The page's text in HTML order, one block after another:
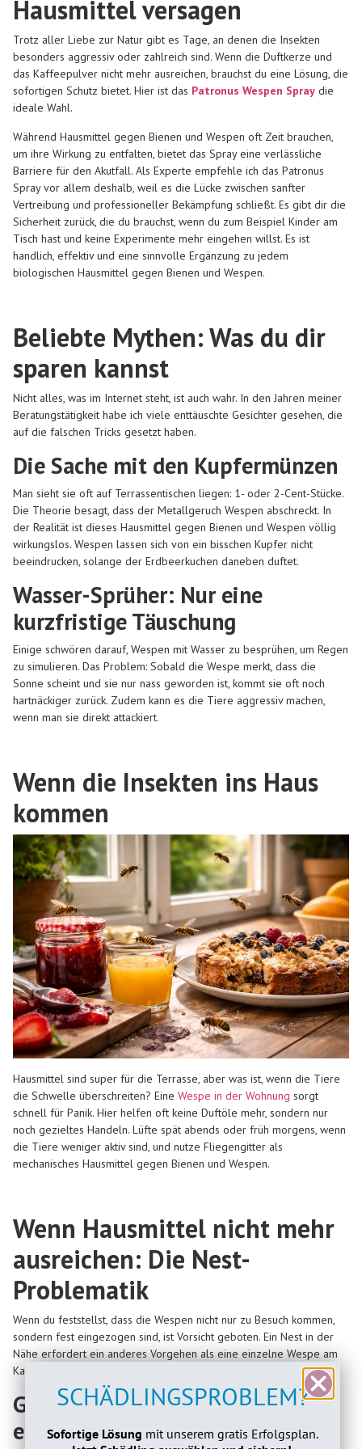
Hausmittel versagen
Trotz aller Liebe zur Natur gibt es Tage, an denen die Insekten
besonders aggressiv oder zahlreich sind. Wenn die Duftkerze und
das Kaffeepulver nicht mehr ausreichen, brauchst du eine Lösung, die
sofortigen Schutz bietet. Hier ist das Patronus Wespen Spray die
ideale Wahl.
Während Hausmittel gegen Bienen und Wespen oft Zeit brauchen,
um ihre Wirkung zu entfalten, bietet das Spray eine verlässliche
Barriere für den Akutfall. Als Experte empfehle ich das Patronus
Spray vor allem deshalb, weil es die Lücke zwischen sanfter
Vertreibung und professioneller Bekämpfung schließt. Es gibt dir die
Sicherheit zurück, die du brauchst, wenn du zum Beispiel Kinder am
Tisch hast und keine Experimente mehr eingehen willst. Es ist
handlich, effektiv und eine sinnvolle Ergänzung zu jedem
biologischen Hausmittel gegen Bienen und Wespen.
Beliebte Mythen: Was du dir
sparen kannst
Nicht alles, was im Internet steht, ist auch wahr. In den Jahren meiner
Beratungstätigkeit habe ich viele enttäuschte Gesichter gesehen, die
auf die falschen Tricks gesetzt haben.
Die Sache mit den Kupfermünzen
Man sieht sie oft auf Terrassentischen liegen: 1- oder 2-Cent-Stücke.
Die Theorie besagt, dass der Metallgeruch Wespen abschreckt. In
der Realität ist dieses Hausmittel gegen Bienen und Wespen völlig
wirkungslos. Wespen lassen sich von ein bisschen Kupfer nicht
beeindrucken, solange der Erdbeerkuchen daneben duftet.
Wasser-Sprüher: Nur eine
kurzfristige Täuschung
Einige schwören darauf, Wespen mit Wasser zu besprühen, um Regen
zu simulieren. Das Problem: Sobald die Wespe merkt, dass die
Sonne scheint und sie nur nass geworden ist, kommt sie oft noch
hartnäckiger zurück. Zudem kann es die Tiere aggressiv machen,
wenn man sie direkt attackiert.
Wenn die Insekten ins Haus
kommen
Hausmittel sind super für die Terrasse, aber was ist, wenn die Tiere
die Schwelle überschreiten? Eine Wespe in der Wohnung sorgt
schnell für Panik. Hier helfen oft keine Duftöle mehr, sondern nur
noch gezieltes Handeln. Lüfte spät abends oder früh morgens, wenn
die Tiere weniger aktiv sind, und nutze Fliegengitter als
mechanisches Hausmittel gegen Bienen und Wespen.
Wenn Hausmittel nicht mehr
ausreichen: Die Nest-
Problematik
Wenn du feststellst, dass die Wespen nicht nur zu Besuch kommen,
sondern fest eingezogen sind, ist Vorsicht geboten. Ein Nest in der
Nähe erfordert ein anderes Vorgehen als eine einzelne Wespe am
Kaffeetisch.
Gefahrenquellen am Haus
erkennen
SCHÄDLINGSPROBLEM?
Sofortige Lösung mit unserem gratis Erfolgsplan.